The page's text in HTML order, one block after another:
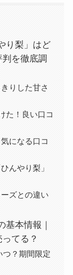
り梨」はど
を徹底調
りした甘さ
た！良い口コ
になる口コ
んやり梨」
ズとの違い
基本情報｜
てる？
つ？期間限定